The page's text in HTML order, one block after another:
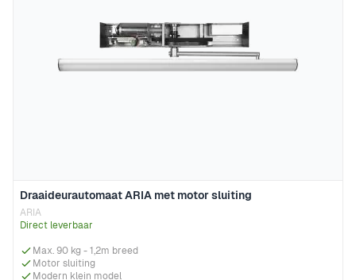
Draaideurautomaat ARIA met motor sluiting
ARIA
Direct leverbaar
Max. 90 kg - 1,2m breed
Motor sluiting
Modern klein model